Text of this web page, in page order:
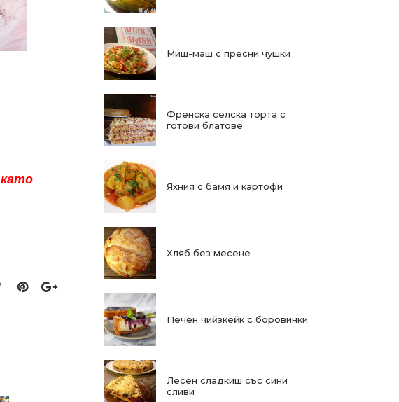
като
Миш-маш с пресни чушки
Френска селска торта с
готови блатове
Яхния с бамя и картофи
Хляб без месене
Печен чийзкейк с боровинки
Лесен сладкиш със сини
сливи